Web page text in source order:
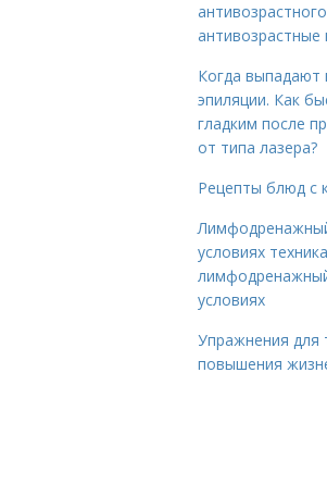
антивозрастные
Когда выпадают
эпиляции. Как
гладким после
от типа лазера?
Рецепты блюд с
условиях
условиях
Упражнения для
повышения